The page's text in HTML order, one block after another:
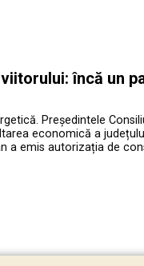
încă un
Președintele
economică a
a emis autorizația de